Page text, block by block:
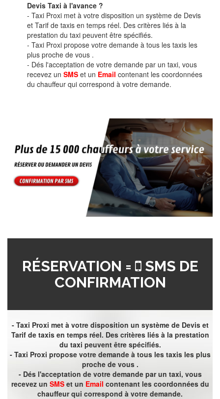
Devis Taxi à l'avance ?
- Taxi Proxi met à votre disposition un système de Devis
et Tarif de taxis en temps réel. Des critères liés à la
prestation du taxi peuvent être spécifiés.
- Taxi Proxi propose votre demande à tous les taxis les
plus proche de vous .
- Dés l'acceptation de votre demande par un taxi, vous
recevez un SMS et un Email contenant les coordonnées
du chauffeur qui correspond à votre demande.
RÉSERVATION =
SMS DE
CONFIRMATION
- Taxi Proxi met à votre disposition un système de Devis et
Tarif de taxis en temps réel. Des critères liés à la prestation
du taxi peuvent être spécifiés.
- Taxi Proxi propose votre demande à tous les taxis les plus
proche de vous .
- Dés l'acceptation de votre demande par un taxi, vous
recevez un SMSet un Email contenant les coordonnées du
chauffeur qui correspond à votre demande.